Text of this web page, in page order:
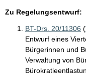
Zu Regelungsentwurf:
BT-Drs. 20/11306 (
Entwurf eines
Bürgerinnen und
Verwaltung von